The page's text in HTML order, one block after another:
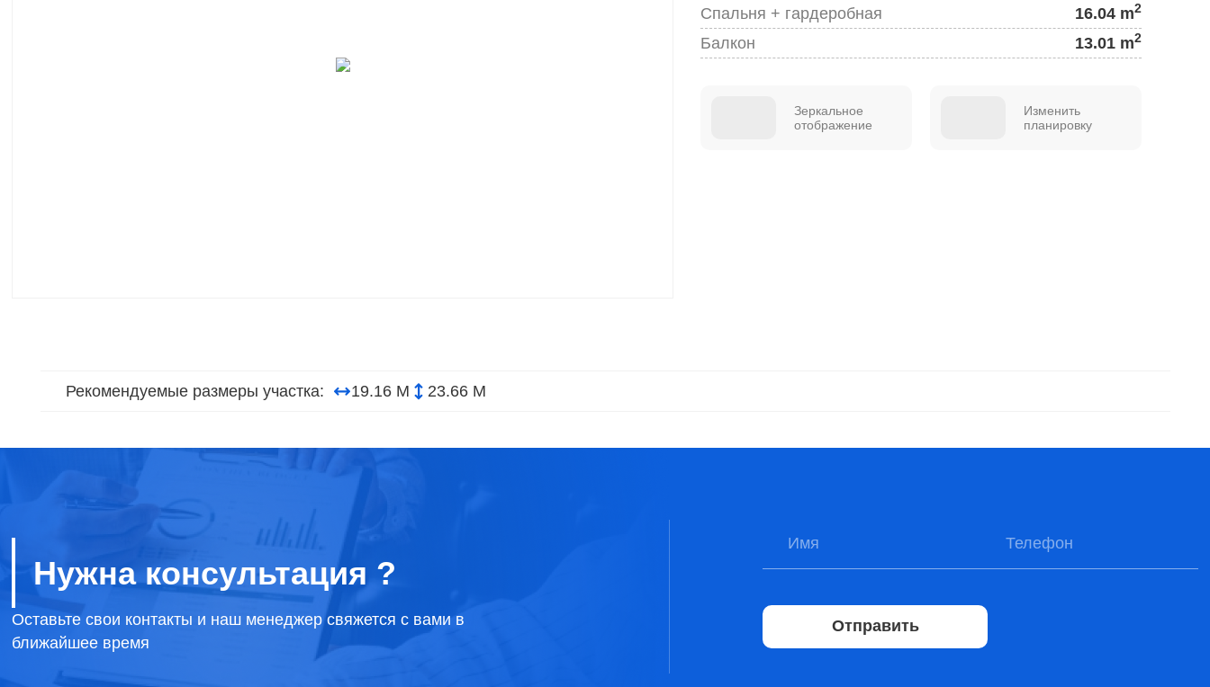
Спальня + гардеробная 16.04 m2
Балкон 13.01 m2
Зеркальное
отображение
Изменить
планировку
Рекомендуемые размеры участка: 19.16 М 23.66 М
Нужна консультация ?
Оставьте свои контакты и наш менеджер свяжется с вами в
ближайшее время
Отправить